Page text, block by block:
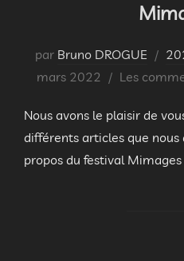
par Bruno DROGUE
mars 2022
Les
Nous avons le plaisir de
différents articles que nous
propos du festival